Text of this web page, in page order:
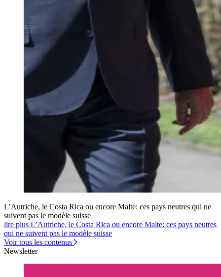
L’Autriche, le Costa Rica ou encore Malte: ces pays neutres qui ne
suivent pas le modèle suisse
lire plus L’Autriche, le Costa Rica ou encore Malte: ces pays neutres
qui ne suivent pas le modèle suisse
Voir tous les contenus
Newsletter